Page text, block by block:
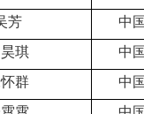
芳
中
琪
中
群
中